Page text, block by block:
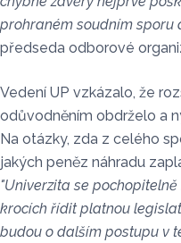
prohraném soudním sporu
předseda odborové
Vedení UP vzkázalo, že
odůvodněním obdrželo a
Na otázky, zda z celého
jakých peněz náhradu
"Univerzita se
krocích řídit platnou
budou o dalším postupu v